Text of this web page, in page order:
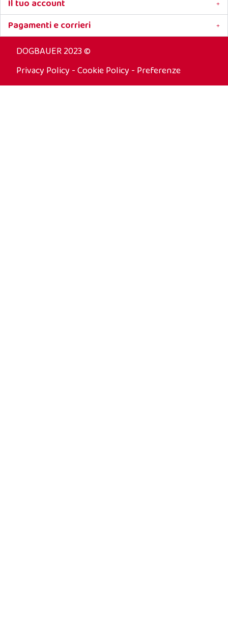
Il tuo account
Pagamenti e corrieri
DOGBAUER 2023 ©
Privacy Policy -Cookie Policy - Preferenze